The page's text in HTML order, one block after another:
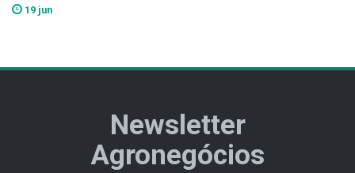
19 jun
Newsletter
Agronegócios